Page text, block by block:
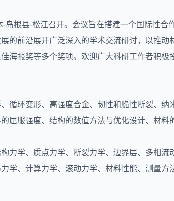
根县-松江召开。会议旨在搭建一个国际性合
的前沿展开广泛深入的学术交流研讨，以推
报奖等多个奖项。欢迎广大科研工作者积极
循环变形、高强度合金、韧性和脆性断裂、
屈服强度、结构的数值方法与优化设计、材
力学、质点力学、断裂力学、边界层、多相
学、计算力学、滚动力学、材料性能、测量方